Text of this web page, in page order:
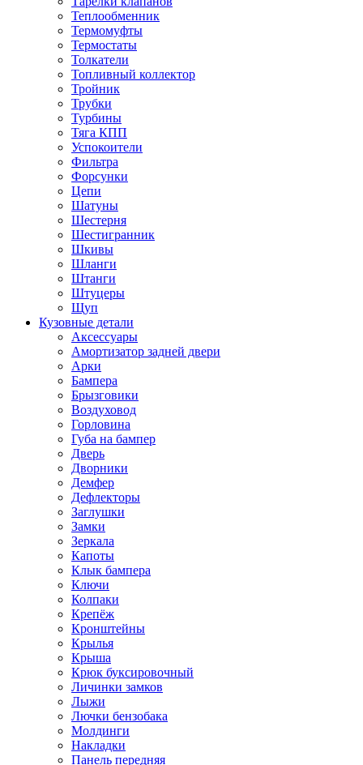
Теплообменник
Термомуфты
Термостаты
Толкатели
Топливный коллектор
Тройник
Трубки
Турбины
Тяга КПП
Успокоители
Фильтра
Форсунки
Цепи
Шатуны
Шестерня
Шестигранник
Шкивы
Шланги
Штанги
Штуцеры
Щуп
Кузовные детали
Аксессуары
Амортизатор задней двери
Арки
Бампера
Брызговики
Воздуховод
Горловина
Губа на бампер
Дверь
Дворники
Демфер
Дефлекторы
Заглушки
Замки
Зеркала
Капоты
Клык бампера
Ключи
Колпаки
Крепёж
Кронштейны
Крылья
Крыша
Крюк буксировочный
Личинки замков
Лыжи
Лючки бензобака
Молдинги
Накладки
Панель передняя